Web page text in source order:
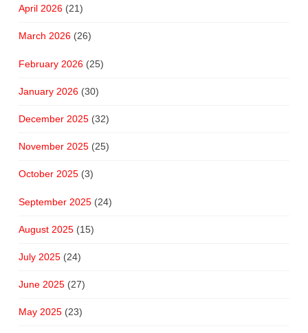
April 2026(21)
March 2026(26)
February 2026(25)
January 2026(30)
December 2025(32)
November 2025(25)
October 2025(3)
September 2025(24)
August 2025(15)
July 2025(24)
June 2025(27)
May 2025(23)